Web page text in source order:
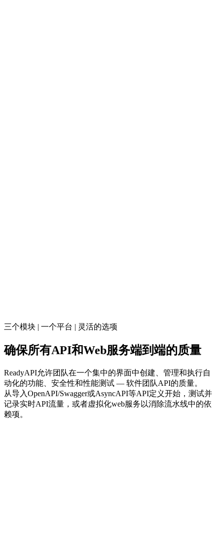
三个模块 | 一个平台 | 灵活的选项
确保所有API和Web服务端到端的质量
ReadyAPI允许团队在一个集中的界面中创建、管理和执行自
动化的功能、安全性和性能测试 — 软件团队API的质量。
从导入OpenAPI/Swagger或AsyncAPI等API定义开始，测试并
记录实时API流量，或者虚拟化web服务以消除流水线中的依
赖项。